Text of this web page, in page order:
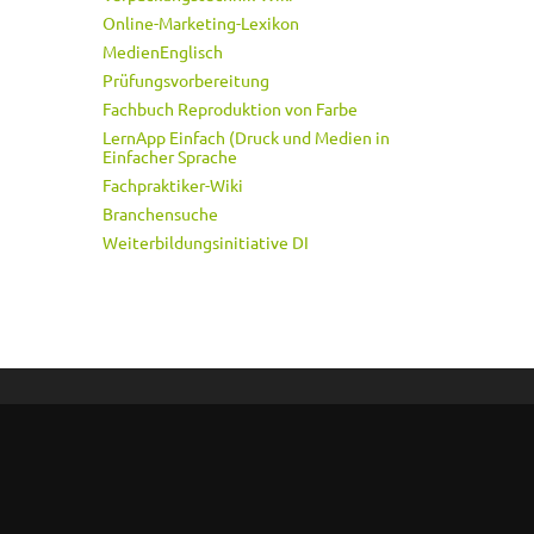
Online-Marketing-Lexikon
MedienEnglisch
Prüfungsvorbereitung
Fachbuch Reproduktion von Farbe
LernApp Einfach (Druck und Medien in
Einfacher Sprache
Fachpraktiker-Wiki
Branchensuche
Weiterbildungsinitiative DI